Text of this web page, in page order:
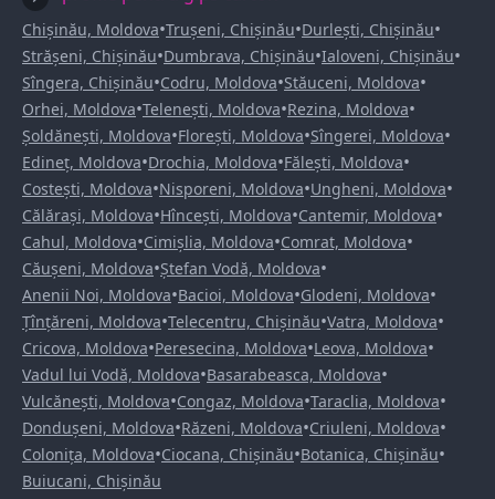
Chișinău, Moldova•Trușeni, Chișinău•Durlești, Chișinău•
Strășeni, Chișinău•Dumbrava, Chișinău•Ialoveni, Chișinău•
Sîngera, Chișinău•Codru, Moldova•Stăuceni, Moldova•
Orhei, Moldova•Telenești, Moldova•Rezina, Moldova•
Șoldănești, Moldova•Florești, Moldova•Sîngerei, Moldova•
Edineț, Moldova•Drochia, Moldova•Fălești, Moldova•
Costești, Moldova•Nisporeni, Moldova•Ungheni, Moldova•
Călărași, Moldova•Hîncești, Moldova•Cantemir, Moldova•
Cahul, Moldova•Cimișlia, Moldova•Comrat, Moldova•
Căușeni, Moldova•Ștefan Vodă, Moldova•
Anenii Noi, Moldova•Bacioi, Moldova•Glodeni, Moldova•
Țînțăreni, Moldova•Telecentru, Chișinău•Vatra, Moldova•
Cricova, Moldova•Peresecina, Moldova•Leova, Moldova•
Vadul lui Vodă, Moldova•Basarabeasca, Moldova•
Vulcănești, Moldova•Congaz, Moldova•Taraclia, Moldova•
Dondușeni, Moldova•Răzeni, Moldova•Criuleni, Moldova•
Colonița, Moldova•Ciocana, Chișinău•Botanica, Chișinău•
Buiucani, Chișinău